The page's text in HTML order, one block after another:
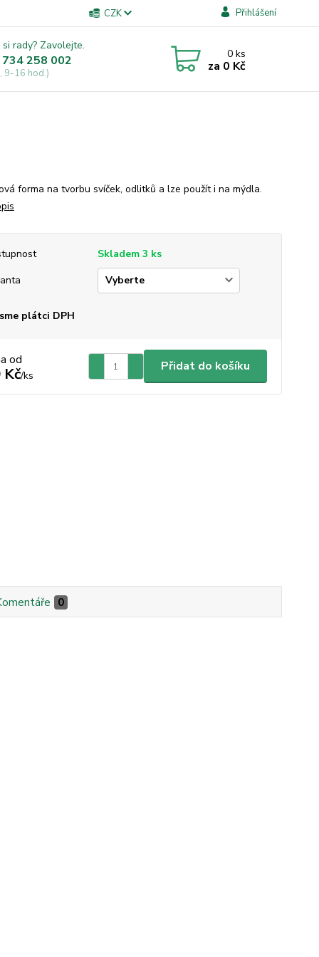
CZK Přihlášení
rady? Zavolejte.
258 002
9-16 hod.)
0ks
za 0 Kč
forma na tvorbu svíček, odlitků a lze použít i na mýdla.
Skladem 3 ks
plátci DPH
od
Kč/ks
Přidat do košíku
0